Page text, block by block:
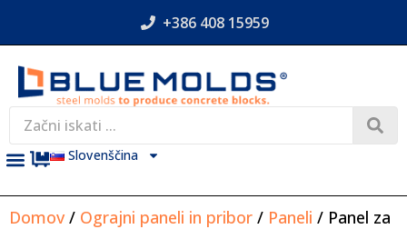
+386 408 15959
Slovenščina
Domov/ Ograjni paneli in pribor / Paneli / Panel za